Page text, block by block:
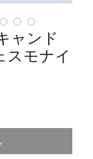
ャンド
スモナイ